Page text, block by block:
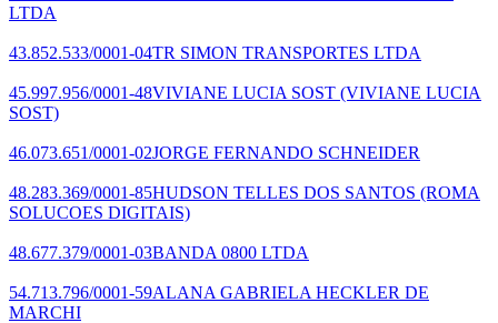
LTDA
43.852.533/0001-04TR SIMON TRANSPORTES LTDA
45.997.956/0001-48VIVIANE LUCIA SOST (VIVIANE LUCIA
SOST)
46.073.651/0001-02JORGE FERNANDO SCHNEIDER
48.283.369/0001-85HUDSON TELLES DOS SANTOS (ROMA
SOLUCOES DIGITAIS)
48.677.379/0001-03BANDA 0800 LTDA
54.713.796/0001-59ALANA GABRIELA HECKLER DE
MARCHI